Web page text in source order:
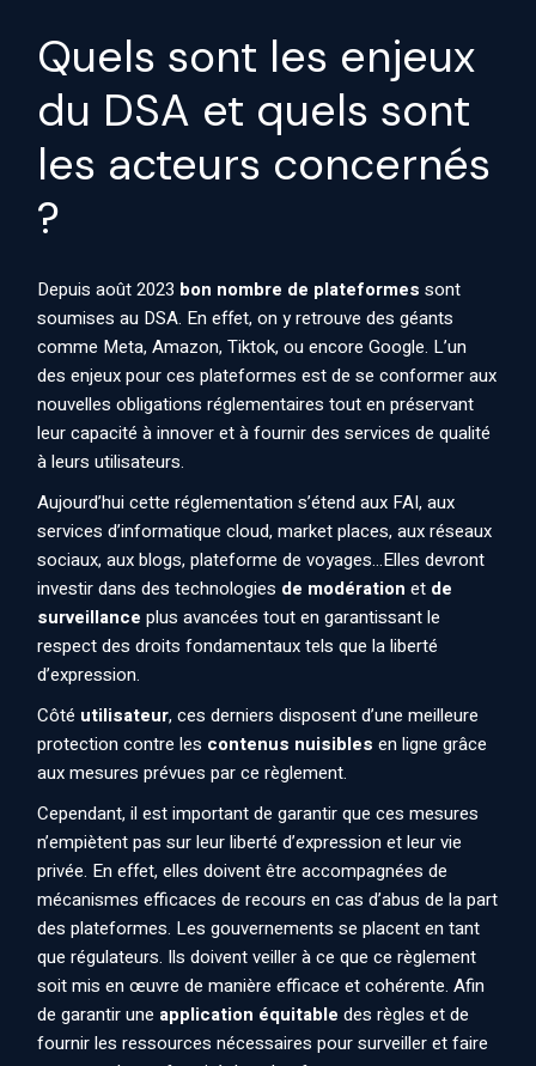
Quels sont les enjeux
du DSA et quels sont
les acteurs concernés
?
Depuis août 2023 bon nombre de plateformes sont
soumises au DSA. En effet, on y retrouve des géants
comme Meta, Amazon, Tiktok, ou encore Google. L’un
des enjeux pour ces plateformes est de se conformer aux
nouvelles obligations réglementaires tout en préservant
leur capacité à innover et à fournir des services de qualité
à leurs utilisateurs.
Aujourd’hui cette réglementation s’étend aux FAI, aux
services d’informatique cloud, market places, aux réseaux
sociaux, aux blogs, plateforme de voyages…Elles devront
investir dans des technologies de modération et de
surveillance plus avancées tout en garantissant le
respect des droits fondamentaux tels que la liberté
d’expression.
Côté utilisateur, ces derniers disposent d’une meilleure
protection contre les contenus nuisibles en ligne grâce
aux mesures prévues par ce règlement.
Cependant, il est important de garantir que ces mesures
n’empiètent pas sur leur liberté d’expression et leur vie
privée. En effet, elles doivent être accompagnées de
mécanismes efficaces de recours en cas d’abus de la part
des plateformes. Les gouvernements se placent en tant
que régulateurs. Ils doivent veiller à ce que ce règlement
soit mis en œuvre de manière efficace et cohérente. Afin
de garantir une application équitable des règles et de
fournir les ressources nécessaires pour surveiller et faire